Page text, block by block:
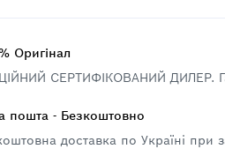
Оригінал
СЕРТИФІКОВАНИЙ ДИЛЕР.
пошта - Безкоштовно
доставка по Україні при